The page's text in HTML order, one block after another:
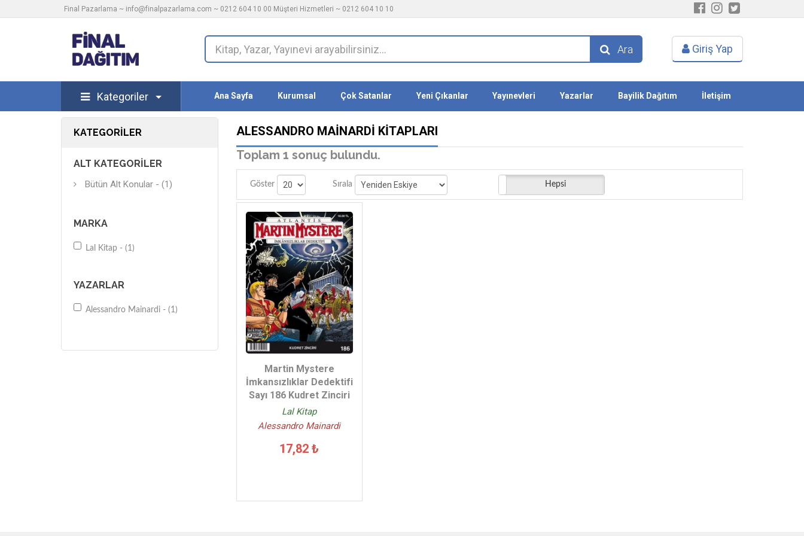
Final Pazarlama ~ info@finalpazarlama.com ~ 0212 604 10 00 Müşteri Hizmetleri ~ 0212 604 10 10
Ara Giriş Yap
Kategoriler Ana Sayfa Kurumsal Çok Satanlar Yeni Çıkanlar Yayınevleri Yazarlar Bayilik Dağıtım İletişim
KATEGORILER
ALT KATEGORILER
Bütün Alt Konular - (1)
MARKA
Lal Kitap - (1)
YAZARLAR
Alessandro Mainardi - (1)
ALESSANDRO MAINARDI KITAPLARI
Toplam 1 sonuç bulundu.
Göster Sırala Stoktakiler Hepsi
Martin Mystere
İmkansızlıklar Dedektifi
Sayı 186 Kudret Zinciri
Lal Kitap
Alessandro Mainardi
17,82 ₺